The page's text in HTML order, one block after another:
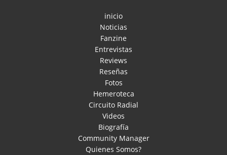
inicio
Noticias
Fanzine
Entrevistas
Reviews
Reseñas
Fotos
Hemeroteca
Circuito Radial
Videos
Biografía
Community Manager
Quienes Somos?